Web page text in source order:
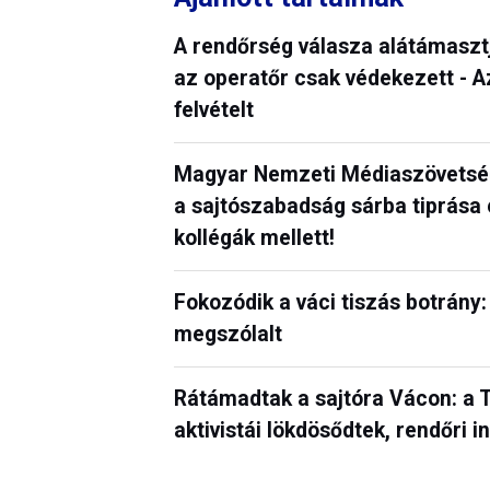
A rendőrség válasza
az operatőr csak védekezett -
felvételt
Magyar Nemzeti
a sajtószabadság sárba
kollégák mellett!
Fokozódik a váci tiszás
megszólalt
Rátámadtak a sajtóra Vácon:
aktivistái lökdösődtek, rendőri